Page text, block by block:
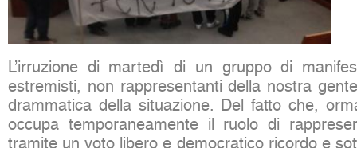
L’irruzione di martedì di un gruppo di
estremisti, non rappresentanti della nostra
drammatica della situazione. Del fatto che,
occupa temporaneamente il ruolo di
tramite un voto libero e democratico ricordo e